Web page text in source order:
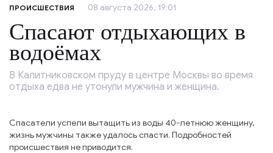
ПРОИСШЕСТВИЯ 08 августа 2026, 19:01
Спасают отдыхающих в
водоёмах
В Калитниковском пруду в центре Москвы во время
отдыха едва не утонули мужчина и женщина.
Спасатели успели вытащить из воды 40-летнюю женщину,
жизнь мужчины также удалось спасти. Подробностей
происшествия не приводится.